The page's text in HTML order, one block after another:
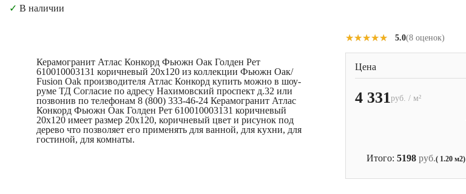
✓ В наличии
Керамогранит Атлас Конкорд Фьюжн Оак Голден Рет
610010003131 коричневый 20x120 из коллекции Фьюжн Оак/
Fusion Oak производителя Атлас Конкорд купить можно в шоу-
руме ТД Согласие по адресу Нахимовский проспект д.32 или
позвонив по телефонам 8 (800) 333-46-24 Керамогранит Атлас
Конкорд Фьюжн Оак Голден Рет 610010003131 коричневый
20x120 имеет размер 20x120, коричневый цвет и рисунок под
дерево что позволяет его применять для ванной, для кухни, для
гостиной, для комнаты.
★★★★★
★★★★★ 5.0(8 оценок)
Цена
4 331руб. / м²
Итого: 5198 руб.( 1.20 м2)